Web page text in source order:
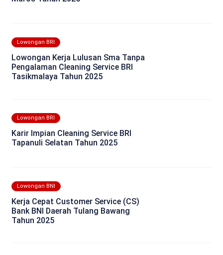
Lowongan BRI
Lowongan Kerja Lulusan Sma Tanpa
Pengalaman Cleaning Service BRI
Tasikmalaya Tahun 2025
Lowongan BRI
Karir Impian Cleaning Service BRI
Tapanuli Selatan Tahun 2025
Lowongan BNI
Kerja Cepat Customer Service (CS)
Bank BNI Daerah Tulang Bawang
Tahun 2025